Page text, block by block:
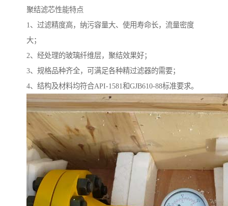
聚结滤芯性能特点
1、过滤精度高，纳污容量大、使用寿命长，流量密度
大；
2、经处理的玻璃纤维层，聚结效果好；
3、规格品种齐全，可满足各种精过滤器的需要；
4、结构及材料均符合API-1581和GJB610-88标准要求。